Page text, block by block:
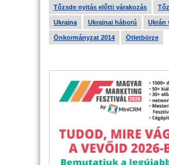
Tőzsde nyitás előtti várakozás
Ukrajna Ukrajnai háború Ukrán
Önkormányzat 2014 Ötletbörze